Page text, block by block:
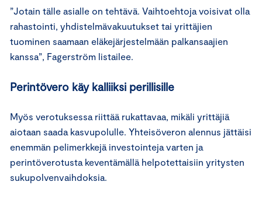
”Jotain tälle asialle on tehtävä. Vaihtoehtoja voisivat olla
rahastointi, yhdistelmävakuutukset tai yrittäjien
tuominen saamaan eläkejärjestelmään palkansaajien
kanssa”, Fagerström listailee.
Perintövero käy kalliiksi perillisille
Myös verotuksessa riittää rukattavaa, mikäli yrittäjiä
aiotaan saada kasvupolulle. Yhteisöveron alennus jättäisi
enemmän pelimerkkejä investointeja varten ja
perintöverotusta keventämällä helpotettaisiin yritysten
sukupolvenvaihdoksia.